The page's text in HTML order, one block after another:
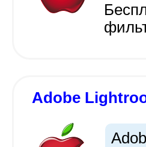
Adobe